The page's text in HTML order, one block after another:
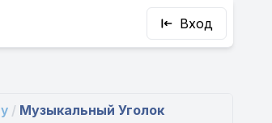
Вход
y / Музыкальный Уголок